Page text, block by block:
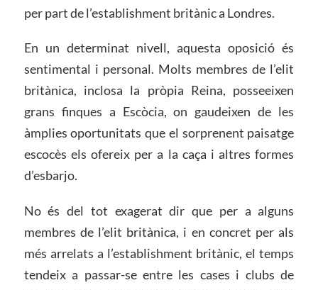
per part de l’establishment britànic a Londres.
En un determinat nivell, aquesta oposició és
sentimental i personal. Molts membres de l’elit
britànica, inclosa la pròpia Reina, posseeixen
grans finques a Escòcia, on gaudeixen de les
àmplies oportunitats que el sorprenent paisatge
escocès els ofereix per a la caça i altres formes
d’esbarjo.
No és del tot exagerat dir que per a alguns
membres de l’elit britànica, i en concret per als
més arrelats a l’establishment britànic, el temps
tendeix a passar-se entre les cases i clubs de